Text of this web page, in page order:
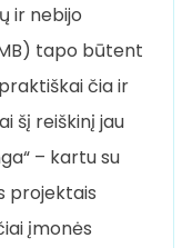
ir nebijo
tapo būtent
čia ir
šį reiškinį jau
– kartu su
projektais
įmonės